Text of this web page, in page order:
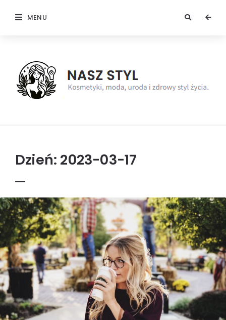
MENU
Dzień: 2023-03-17